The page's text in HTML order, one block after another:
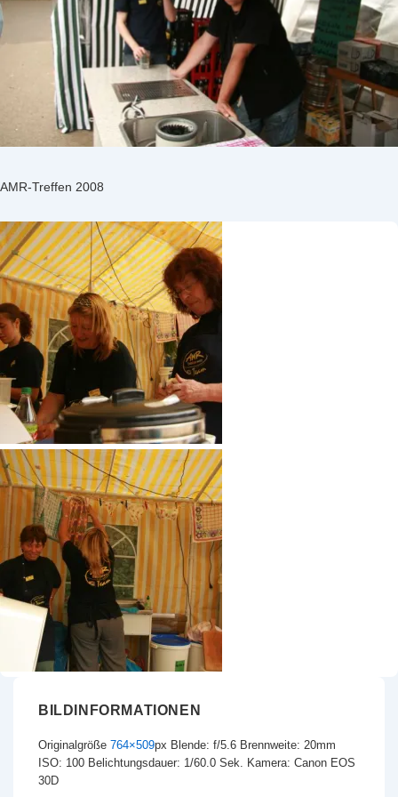
AMR-Treffen 2008
BILDINFORMATIONEN
Originalgröße 764×509px Blende: f/5.6 Brennweite: 20mm
ISO: 100 Belichtungsdauer: 1/60.0 Sek. Kamera: Canon EOS
30D